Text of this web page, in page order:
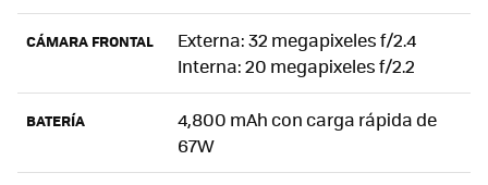
CÁMARA FRONTAL
Externa: 32 megapixeles f/2.4
Interna: 20 megapixeles f/2.2
BATERÍA
4,800 mAh con carga rápida de
67W